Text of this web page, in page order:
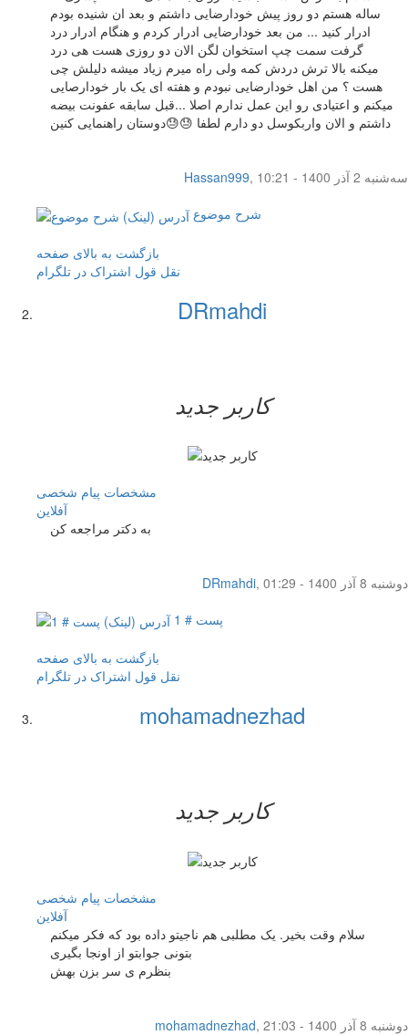
ساله هستم دو روز پیش خودارضایی داشتم و بعد ان شنیده بودم
ادرار کنید ... من بعد خودارضایی ادرار کردم و هنگام ادرار درد
گرفت سمت چپ استخوان لگن الان دو روزی هست هی درد
میکنه بالا ترش دردش کمه ولی راه میرم زیاد میشه دلیلش چی
هست ؟ من اهل خودارضایی نبودم و هفته ای یک بار خودارصایی
میکنم و اعتیادی رو این عمل ندارم اصلا ...قبل سابقه عفونت بیضه
داشتم و الان واربکوسل دو دارم لطفا 😓😓دوستان راهنمایی کنین
Hassan999,
سه‌شنبه 2 آذر 1400 - 10:21
شرح موضوع
بازگشت به بالای صفحه
نقل قول اشتراک در تلگرام
DRmahdi
کاربر جدید
مشخصات پیام شخصی
آفلاين
به دکتر مراجعه کن
DRmahdi,
دوشنبه 8 آذر 1400 - 01:29
پست # 1
بازگشت به بالای صفحه
نقل قول اشتراک در تلگرام
mohamadnezhad
کاربر جدید
مشخصات پیام شخصی
آفلاين
سلام وقت بخیر. یک مطلبی هم ناجیتو داده بود که فکر میکنم
بتونی جوابتو از اونجا بگیری
بنظرم ی سر بزن بهش
mohamadnezhad,
دوشنبه 8 آذر 1400 - 21:03